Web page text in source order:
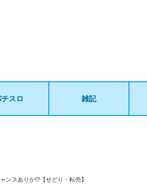
スロ 雑記
ンスありか!?【せどり・転売】